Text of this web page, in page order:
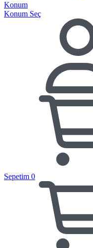
Konum
Konum Seç
Sepetim 0